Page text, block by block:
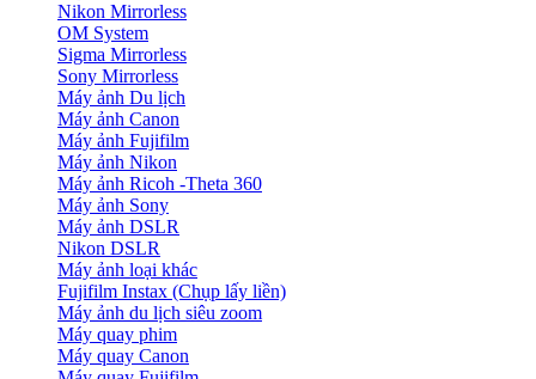
Nikon Mirrorless
OM System
Sigma Mirrorless
Sony Mirrorless
Máy ảnh Du lịch
Máy ảnh Canon
Máy ảnh Fujifilm
Máy ảnh Nikon
Máy ảnh Ricoh -Theta 360
Máy ảnh Sony
Máy ảnh DSLR
Nikon DSLR
Máy ảnh loại khác
Fujifilm Instax (Chụp lấy liền)
Máy ảnh du lịch siêu zoom
Máy quay phim
Máy quay Canon